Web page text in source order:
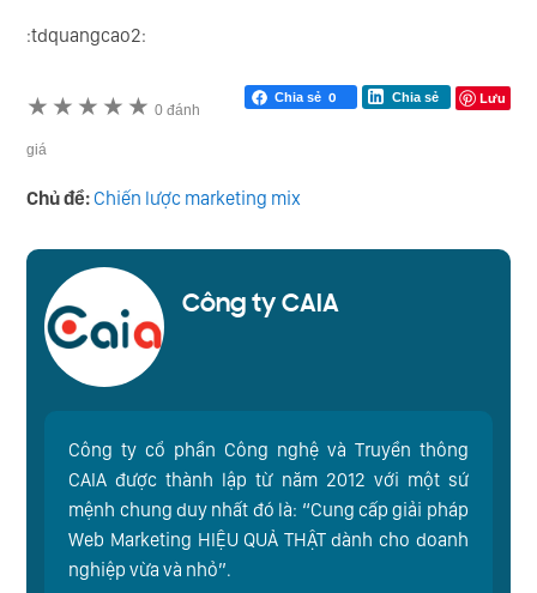
:tdquangcao2:
★ ★ ★ ★ ★ 0 đánh
giá
Chia sẻ 0 Chia sẻ Lưu
Chủ đề: Chiến lược marketing mix
Công ty CAIA
Công ty cổ phần Công nghệ và Truyền thông
CAIA được thành lập từ năm 2012 với một sứ
mệnh chung duy nhất đó là: “Cung cấp giải pháp
Web Marketing HIỆU QUẢ THẬT dành cho doanh
nghiệp vừa và nhỏ”.